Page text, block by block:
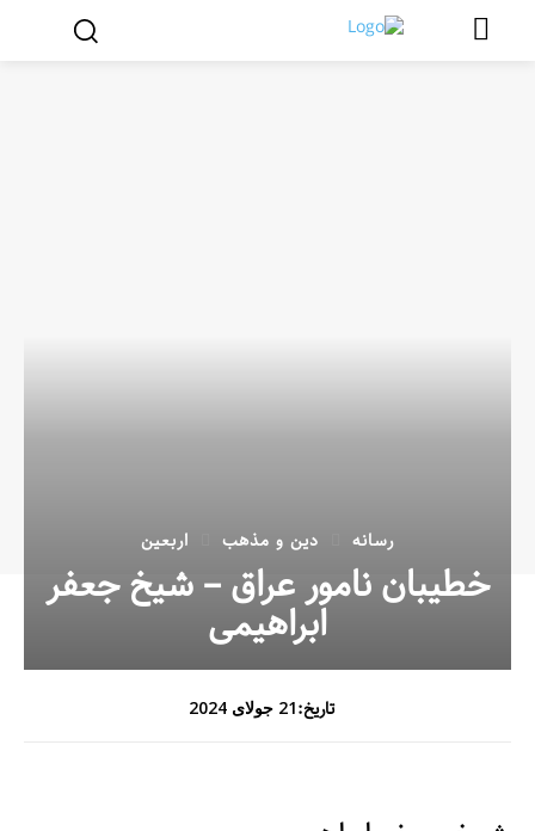
رسانه دین و مذهب اربعین
خطیبان نامور عراق – شیخ جعفر
ابراهیمی
تاریخ:21 جولای 2024